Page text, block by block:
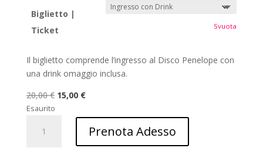
Biglietto |
Ticket
Svuota
Il biglietto comprende l’ingresso al Disco Penelope con
una drink omaggio inclusa.
20,00€ Il
originale
20,00 €.
15,00 €Il
attuale
è:
15,00 €.
Esaurito
Fiorentino
Prenota Adesso